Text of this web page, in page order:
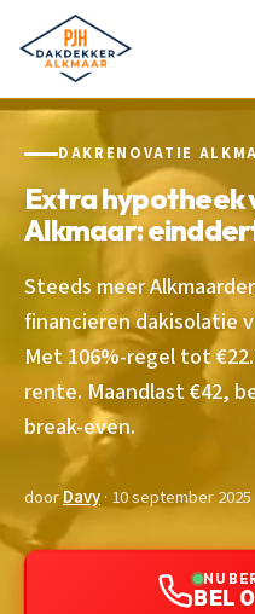
DAKRENOVATIE
Extra hypotheek
Alkmaar:
Steeds meer
financieren dakisolatie
Met 106%-regel tot
rente. Maandlast €42,
break-even.
doorDavy· 10 september 2025
NU
BEL